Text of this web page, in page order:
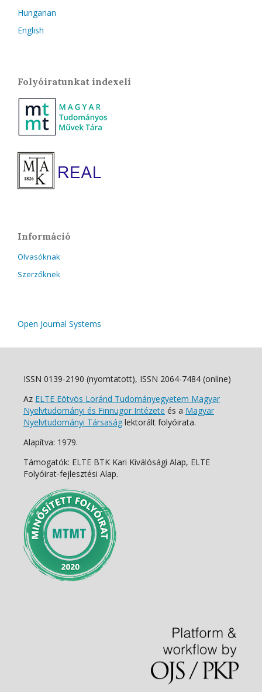
Hungarian
English
Folyóiratunkat indexeli
Információ
Olvasóknak
Szerzőknek
Open Journal Systems
ISSN 0139-2190 (nyomtatott), ISSN 2064-7484 (online)
Az ELTE Eötvös Loránd Tudományegyetem Magyar
Nyelvtudományi és Finnugor Intézete és a Magyar
Nyelvtudományi Társaság lektorált folyóirata.
Alapítva: 1979.
Támogatók: ELTE BTK Kari Kiválósági Alap, ELTE
Folyóirat-fejlesztési Alap.